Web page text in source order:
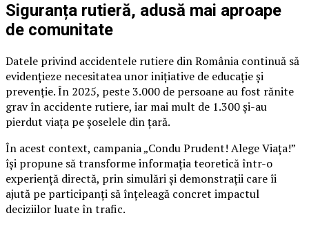
Siguranța rutieră, adusă mai aproape
de comunitate
Datele privind accidentele rutiere din România continuă să
evidențieze necesitatea unor inițiative de educație și
prevenție. În 2025, peste 3.000 de persoane au fost rănite
grav în accidente rutiere, iar mai mult de 1.300 și-au
pierdut viața pe șoselele din țară.
În acest context, campania „Condu Prudent! Alege Viața!”
își propune să transforme informația teoretică într-o
experiență directă, prin simulări și demonstrații care îi
ajută pe participanți să înțeleagă concret impactul
deciziilor luate în trafic.